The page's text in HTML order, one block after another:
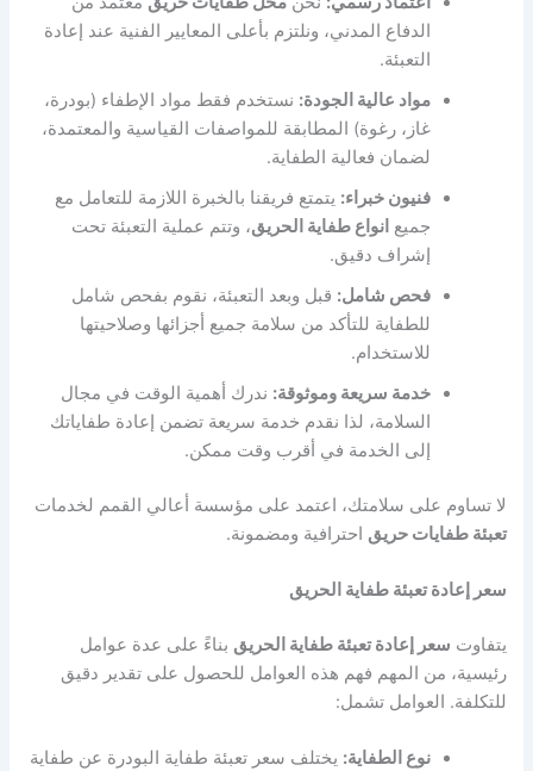
الدفاع المدني، ونلتزم بأعلى المعايير الفنية عند إعادة
التعبئة.
مواد عالية الجودة: نستخدم فقط مواد الإطفاء (بودرة،
غاز، رغوة) المطابقة للمواصفات القياسية والمعتمدة،
لضمان فعالية الطفاية.
فنيون خبراء: يتمتع فريقنا بالخبرة اللازمة للتعامل مع
جميع انواع طفاية الحريق، وتتم عملية التعبئة تحت
إشراف دقيق.
فحص شامل: قبل وبعد التعبئة، نقوم بفحص شامل
للطفاية للتأكد من سلامة جميع أجزائها وصلاحيتها
للاستخدام.
خدمة سريعة وموثوقة: ندرك أهمية الوقت في مجال
السلامة، لذا نقدم خدمة سريعة تضمن إعادة طفاياتك
إلى الخدمة في أقرب وقت ممكن.
لا تساوم على سلامتك، اعتمد على مؤسسة أعالي القمم لخدمات
تعبئة طفايات حريق احترافية ومضمونة.
سعر إعادة تعبئة طفاية الحريق
يتفاوت سعر إعادة تعبئة طفاية الحريق بناءً على عدة عوامل
رئيسية، من المهم فهم هذه العوامل للحصول على تقدير دقيق
للتكلفة. العوامل تشمل:
نوع الطفاية: يختلف سعر تعبئة طفاية البودرة عن طفاية